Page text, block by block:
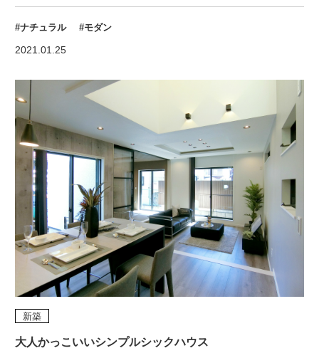
#ナチュラル #モダン
2021.01.25
大人かっこいいシンプルシックハウス
新築